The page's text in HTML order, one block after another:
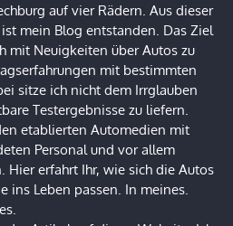
auf vier Rädern. Aus dieser
mein Blog entstanden. Das Ziel
mit Neuigkeiten über Autos zu
mit bestimmten
sitze ich nicht dem Irrglauben
Testergebnisse zu liefern.
etablierten Automedien mit
Personal und vor allem
Hier erfahrt Ihr, wie sich die Autos
ins Leben passen. In meines.